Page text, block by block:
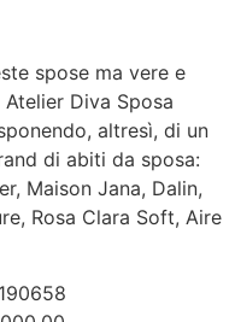
spose ma vere e
Diva Sposa
altresì, di un
di abiti da sposa:
Maison Jana, Dalin,
Rosa Clara Soft, Aire